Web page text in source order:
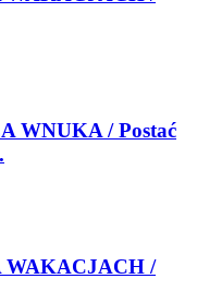
WNUKA / Postać
WAKACJACH /